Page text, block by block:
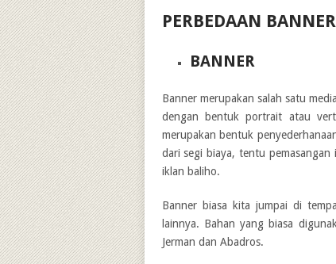
PERBEDAAN
BANNER
Banner merupakan salah satu
dengan bentuk portrait atau
merupakan bentuk
dari segi biaya, tentu
iklan baliho.
Banner biasa kita jumpai di
lainnya. Bahan yang biasa
Jerman dan Abadros.